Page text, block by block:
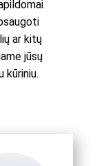
ar kitų
jūsų
kūriniu.